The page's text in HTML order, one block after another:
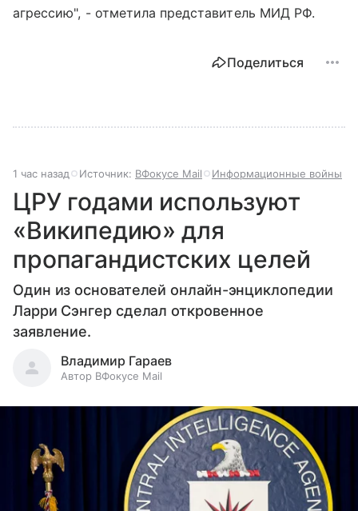
агрессию", - отметила представитель МИД РФ.
Поделиться
1 час назад Источник: ВФокусе Mail Информационные войны
ЦРУ годами используют
«Википедию» для
пропагандистских целей
Один из основателей онлайн-энциклопедии
Ларри Сэнгер сделал откровенное
заявление.
Владимир Гараев
Автор ВФокусе Mail